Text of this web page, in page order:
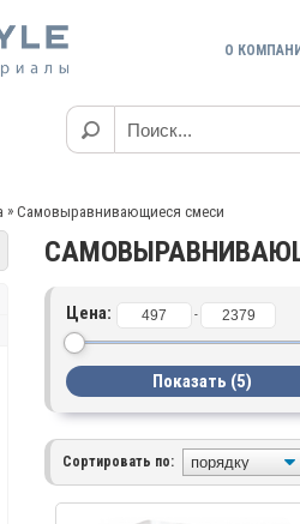
О
» Самовыравнивающиеся смеси
Цена: -
Сортировать по: